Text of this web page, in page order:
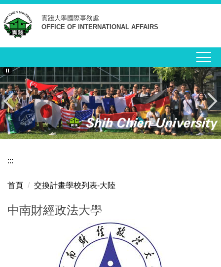
跳
到
主
要
容
區
實踐大學國際事務處
OFFICE OF INTERNATIONAL AFFAIRS
:::
首頁 交換計畫學校列表-大陸
中南財經政法大學